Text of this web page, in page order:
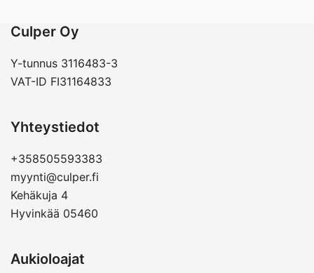
Culper Oy
Y-tunnus 3116483-3
VAT-ID FI31164833
Yhteystiedot
+358505593383
myynti@culper.fi
Kehäkuja 4
Hyvinkää 05460
Aukioloajat